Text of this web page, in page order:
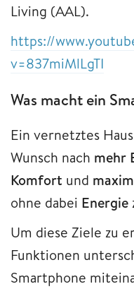
Living (AAL).
https://
v=837miMlLgTI
Was macht ein
Ein vernetztes
Wunsch nach mehr
Komfort und
ohne dabei Energie
Um diese Ziele zu
Funktionen
Smartphone